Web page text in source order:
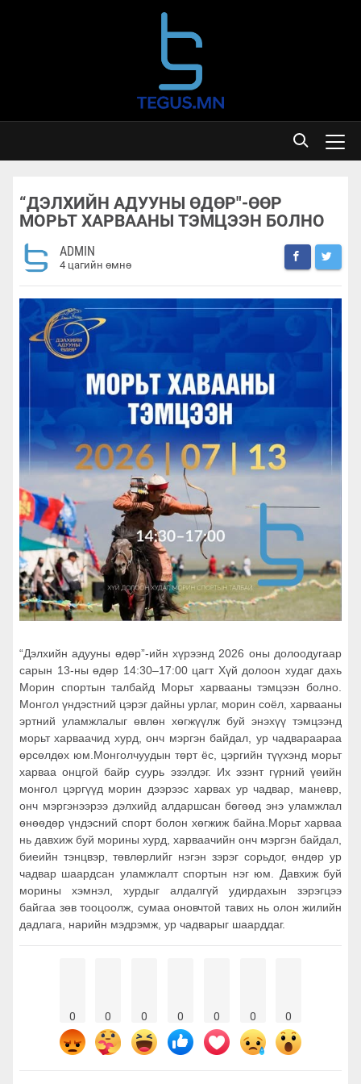
“ДЭЛХИЙН АДУУНЫ ӨДӨР"-ӨӨР
МОРЬТ ХАРВААНЫ ТЭМЦЭЭН БОЛНО
ADMIN
4 цагийн өмнө
“Дэлхийн адууны өдөр”-ийн хүрээнд 2026 оны долоодугаар
сарын 13-ны өдөр 14:30–17:00 цагт Хүй долоон худаг дахь
Морин спортын талбайд Морьт харвааны тэмцээн болно.
Монгол үндэстний цэрэг дайны урлаг, морин соёл, харвааны
эртний уламжлалыг өвлөн хөгжүүлж буй энэхүү тэмцээнд
морьт харваачид хурд, онч мэргэн байдал, ур чадвараараа
өрсөлдөх юм.Монголчуудын төрт ёс, цэргийн түүхэнд морьт
харваа онцгой байр суурь эзэлдэг. Их эзэнт гүрний үеийн
монгол цэргүүд морин дээрээс харвах ур чадвар, маневр,
онч мэргэнээрээ дэлхийд алдаршсан бөгөөд энэ уламжлал
өнөөдөр үндэсний спорт болон хөгжиж байна.Морьт харваа
нь давхиж буй морины хурд, харваачийн онч мэргэн байдал,
биеийн тэнцвэр, төвлөрлийг нэгэн зэрэг сорьдог, өндөр ур
чадвар шаардсан уламжлалт спортын нэг юм. Давхиж буй
морины хэмнэл, хурдыг алдалгүй удирдахын зэрэгцээ
байгаа зөв тооцоолж, сумаа оновчтой тавих нь олон жилийн
дадлага, нарийн мэдрэмж, ур чадварыг шаарддаг.
0 0 0 0 0 0 0